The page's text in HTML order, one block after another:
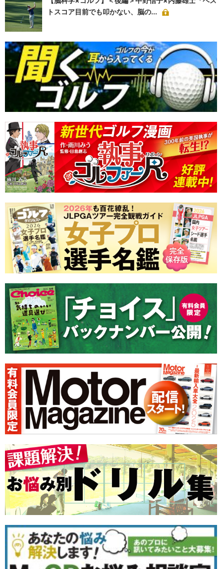
トスコア目前でも叩かない、脳の...